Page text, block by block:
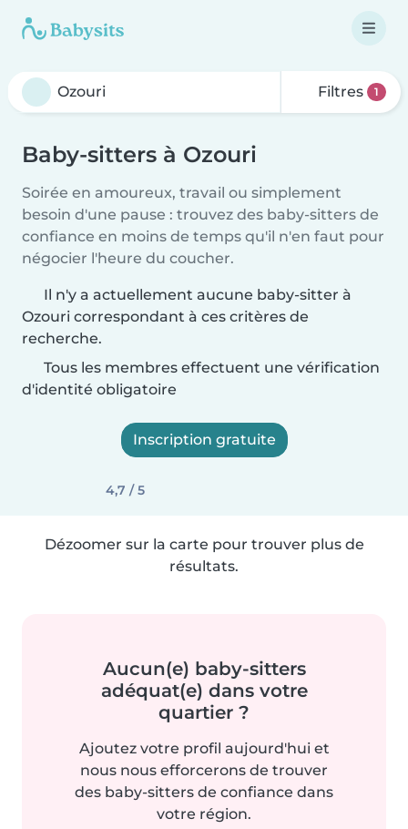
Filtres 1
Baby-sitters à Ozouri
Soirée en amoureux, travail ou simplement
besoin d'une pause : trouvez des baby-sitters de
confiance en moins de temps qu'il n'en faut pour
négocier l'heure du coucher.
Il n'y a actuellement aucune baby-sitter à
Ozouri correspondant à ces critères de
recherche.
Tous les membres effectuent une vérification
d'identité obligatoire
Inscription gratuite
4,7 / 5
Dézoomer sur la carte pour trouver plus de
résultats.
Aucun(e) baby-sitters
adéquat(e) dans votre
quartier ?
Ajoutez votre profil aujourd'hui et
nous nous efforcerons de trouver
des baby-sitters de confiance dans
votre région.